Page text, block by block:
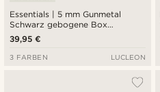
Essentials | 5 mm Gunmetal
Schwarz gebogene Box
Halskette
39,95 €
3 FARBEN LUCLEON